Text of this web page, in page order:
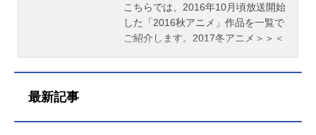
こちらでは、2016年10月頃放送開始
した「2016秋アニメ」作品を一覧で
ご紹介します。2017冬アニメ＞＞＜
最新記事